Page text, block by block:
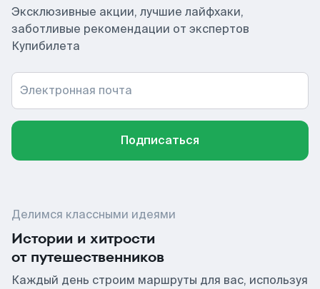
Эксклюзивные акции, лучшие лайфхаки,
заботливые рекомендации от экспертов
Купибилета
Электронная почта
Подписаться
Делимся классными идеями
Истории и хитрости
от путешественников
Каждый день строим маршруты для вас, используя